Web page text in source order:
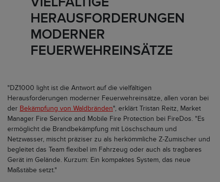
HERAUSFORDERUNGEN
MODERNER
FEUERWEHREINSÄTZE
"DZ1000 light ist die Antwort auf die vielfältigen
Herausforderungen moderner Feuerwehreinsätze, allen voran bei
der Bekämpfung von Waldbränden", erklärt Tristan Reitz, Market
Manager Fire Service and Mobile Fire Protection bei FireDos. "Es
ermöglicht die Brandbekämpfung mit Löschschaum und
Netzwasser, mischt präziser zu als herkömmliche Z-Zumischer und
begleitet das Team flexibel im Fahrzeug oder auch als tragbares
Gerät im Gelände. Kurzum: Ein kompaktes System, das neue
Maßstäbe setzt."